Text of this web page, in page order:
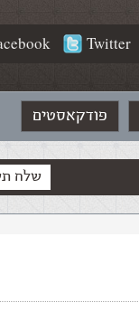
Twitter
פודקאסטים
שלח